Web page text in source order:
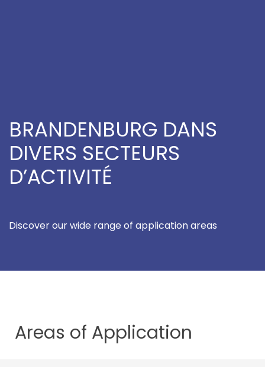
BRANDENBURG DANS
DIVERS SECTEURS
D’ACTIVITÉ
Discover our wide range of application areas
Areas of Application